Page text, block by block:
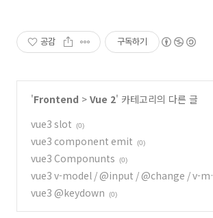
공감 구독하기
'Frontend > Vue 2' 카테고리의 다른 글
vue3 slot
(0)
vue3 component emit (0)
vue3 Componunts (0)
vue3 v-model / @input / @change / v-mo
del.lazy / v-model.number / v-model.trim
vue3 @keydown (0)